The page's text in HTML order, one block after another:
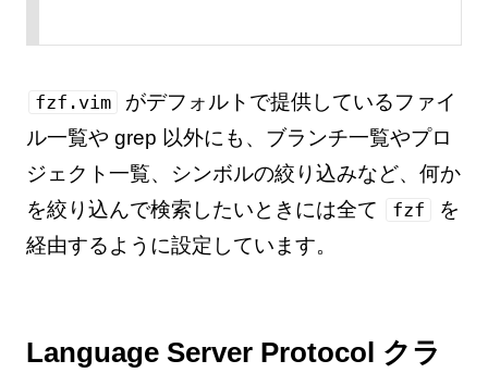
fzf.vim
がデフォルトで提供しているファイ
ル一覧や grep 以外にも、ブランチ一覧やプロ
ジェクト一覧、シンボルの絞り込みなど、何か
を絞り込んで検索したいときには全て
fzf
を
経由するように設定しています。
Language Server Protocol クラ